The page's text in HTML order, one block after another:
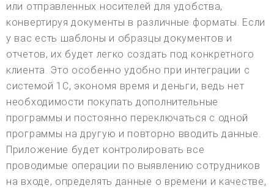
или отправленных носителей для удобства,
конвертируя документы в различные форматы. Если
у вас есть шаблоны и образцы документов и
отчетов, их будет легко создать под конкретного
клиента. Это особенно удобно при интеграции с
системой 1С, экономя время и деньги, ведь нет
необходимости покупать дополнительные
программы и постоянно переключаться с одной
программы на другую и повторно вводить данные.
Приложение будет контролировать все
проводимые операции по выявлению сотрудников
на входе, определять данные о времени и качестве,